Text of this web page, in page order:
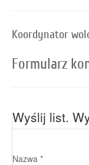
Koordynator
Formularz
Wyślij list.
Nazwa *